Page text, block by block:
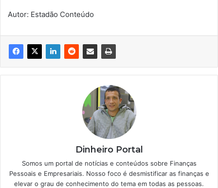
Autor: Estadão Conteúdo
Dinheiro Portal
Somos um portal de notícias e conteúdos sobre Finanças
Pessoais e Empresariais. Nosso foco é desmistificar as finanças e
elevar o grau de conhecimento do tema em todas as pessoas.